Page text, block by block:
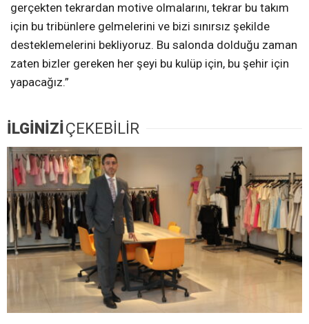
gerçekten tekrardan motive olmalarını, tekrar bu takım
için bu tribünlere gelmelerini ve bizi sınırsız şekilde
desteklemelerini bekliyoruz. Bu salonda dolduğu zaman
zaten bizler gereken her şeyi bu kulüp için, bu şehir için
yapacağız.”
İLGİNİZİ ÇEKEBİLİR